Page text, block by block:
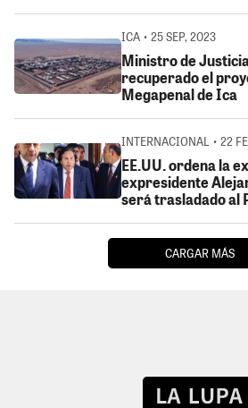
ICA • 25 SEP, 2023
Ministro de
recuperado el
Megapenal de Ica
INTERNACIONAL • 22
EE.UU. ordena la
expresidente
será trasladado al
CARGAR MÁS